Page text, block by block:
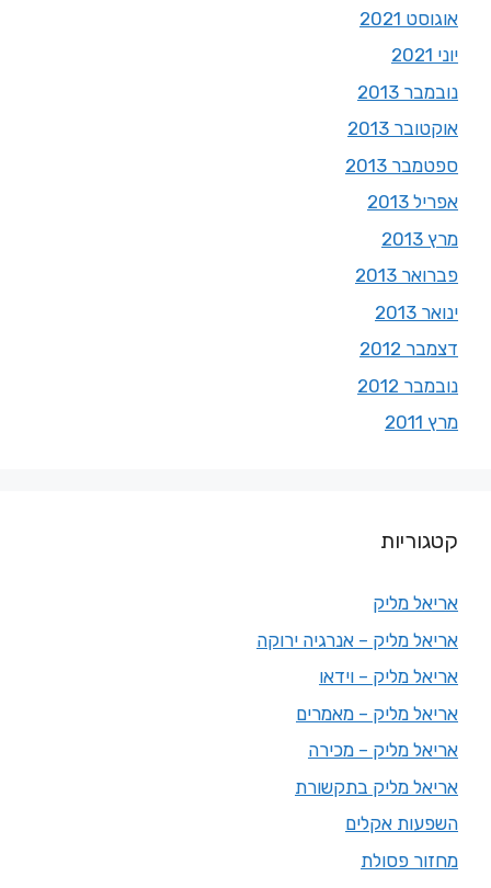
אוגוסט 2021
יוני 2021
נובמבר 2013
אוקטובר 2013
ספטמבר 2013
אפריל 2013
מרץ 2013
פברואר 2013
ינואר 2013
דצמבר 2012
נובמבר 2012
מרץ 2011
קטגוריות
אריאל מליק
אריאל מליק – אנרגיה ירוקה
אריאל מליק – וידאו
אריאל מליק – מאמרים
אריאל מליק – מכירה
אריאל מליק בתקשורת
השפעות אקלים
מחזור פסולת